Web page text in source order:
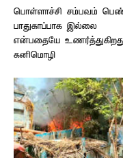
பொள்ளாச்சி சம்பவம்
பாதுகாப்பாக இல்லை
என்பதையே உணர்த்துகிறது
கனிமொழி